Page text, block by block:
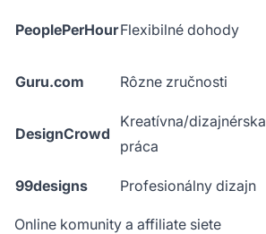
PeoplePerHourFlexibilné dohody
Guru.com Rôzne zručnosti
DesignCrowd
Kreatívna/dizajnérska
práca
99designs Profesionálny dizajn
Online komunity a affiliate siete